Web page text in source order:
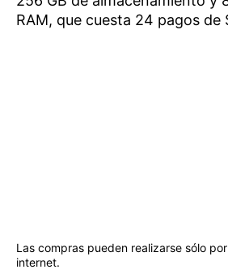
RAM, que cuesta 24 pagos de
Las compras pueden realizarse sólo
internet.